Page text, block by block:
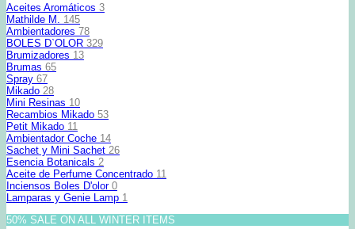
Aceites Aromáticos 3
Mathilde M. 145
Ambientadores 78
BOLES D`OLOR 329
Brumizadores 13
Brumas 65
Spray 67
Mikado 28
Mini Resinas 10
Recambios Mikado 53
Petit Mikado 11
Ambientador Coche 14
Sachet y Mini Sachet 26
Esencia Botanicals 2
Aceite de Perfume Concentrado 11
Inciensos Boles D'olor 0
Lamparas y Genie Lamp 1
50% SALE ON ALL WINTER ITEMS